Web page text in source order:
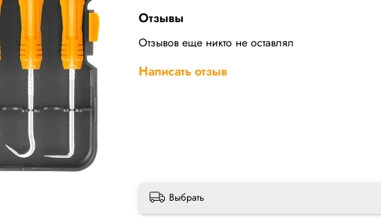
Отзывы
Отзывов еще никто не оставлял
Написать отзыв
Выбрать